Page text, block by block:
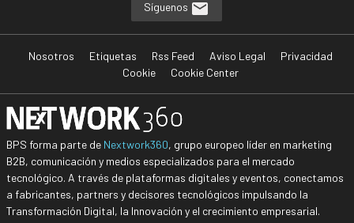
Síguenos
Nosotros Etiquetas Rss Feed Aviso Legal
Privacidad
Cookie
Cookie Center
BPS forma parte de Nextwork360, grupo europeo líder en marketing
B2B, comunicación y medios especializados para el mercado
tecnológico. A través de plataformas digitales y eventos, conectamos
a fabricantes, partners y decisores tecnológicos impulsando la
Transformación Digital, la Innovación y el crecimiento empresarial.